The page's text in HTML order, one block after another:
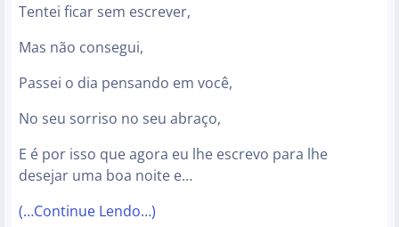
Tentei ficar sem escrever,
Mas não consegui,
Passei o dia pensando em você,
No seu sorriso no seu abraço,
E é por isso que agora eu lhe escrevo para lhe
desejar uma boa noite e…
(…Continue Lendo…)